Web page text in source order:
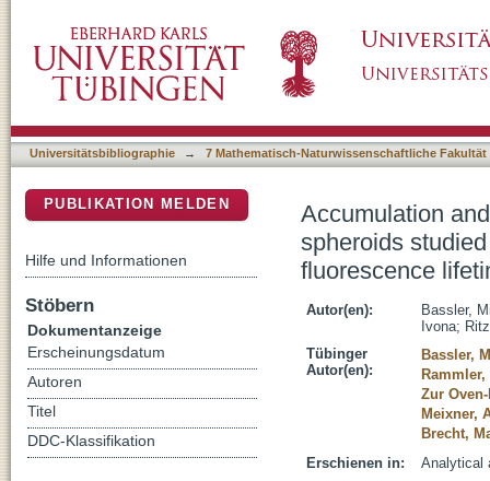
fluorescence microscopy and confocal
Universitätsbibliographie → 7 Mathematisch-Naturwissenschaftliche Fakultät
Accumulation
spheroids
fluorescence
Autor(en):
Bassler,
Ivona;
Tübinger
Autor(en):
Bassler,
Zur
Meixner,
Brecht,
Erschienen in:
Analytical
PUBLIKATION MELDEN
Hilfe und Informationen
Stöbern
Dokumentanzeige
Erscheinungsdatum
Autoren
Titel
DDC-Klassifikation